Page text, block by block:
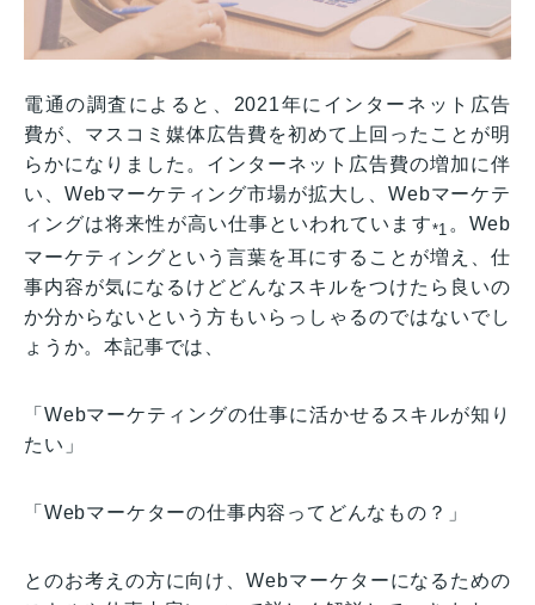
電通の調査によると、2021年にインターネット広告
費が、マスコミ媒体広告費を初めて上回ったことが明
らかになりました。インターネット広告費の増加に伴
い、Webマーケティング市場が拡大し、Webマーケテ
ィングは将来性が高い仕事といわれています*1 。Web
マーケティングという言葉を耳にすることが増え、仕
事内容が気になるけどどんなスキルをつけたら良いの
か分からないという方もいらっしゃるのではないでし
ょうか。本記事では、
「Webマーケティングの仕事に活かせるスキルが知り
たい」
「Webマーケターの仕事内容ってどんなもの？」
とのお考えの方に向け、Webマーケターになるための